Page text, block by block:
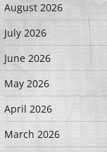
August 2026
July 2026
June 2026
May 2026
April 2026
March 2026